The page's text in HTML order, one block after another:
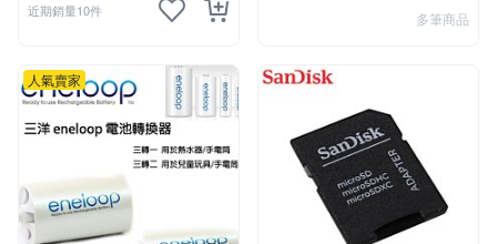
近期銷量10件 多筆商品
人氣賣家